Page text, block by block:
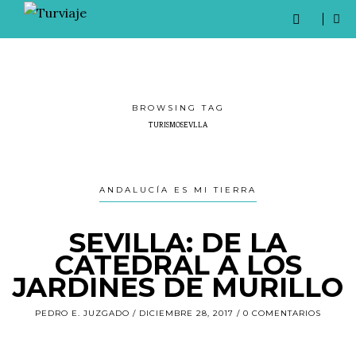
BROWSING TAG
TURISMOSEVLLA
ANDALUCÍA ES MI TIERRA
SEVILLA: DE LA
CATEDRAL A LOS
JARDINES DE MURILLO
PEDRO E. JUZGADO DICIEMBRE 28, 2017 0 COMENTARIOS